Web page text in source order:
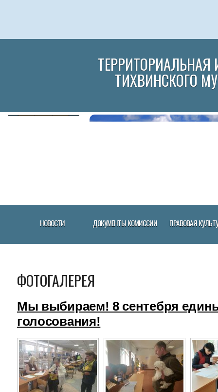
ТИХВИНСКОГО
НОВОСТИ ДОКУМЕНТЫ КОМИССИИ ПРАВОВАЯ
ФОТОГАЛЕРЕЯ
Мы выбираем! 8 сентебря
голосования!